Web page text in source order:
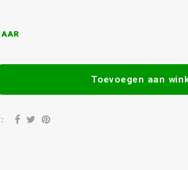
Toevoegen aan